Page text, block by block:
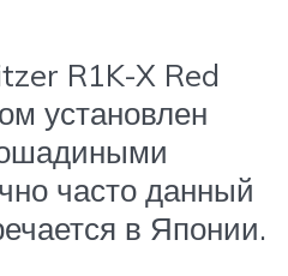
R1K-X Red
установлен
часто данный
в Японии.